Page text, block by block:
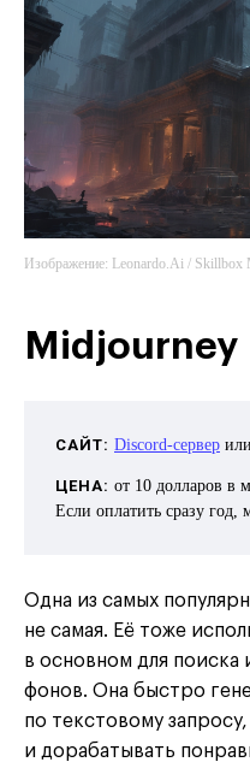
Изображение: Leonardo.Ai / Skillbox
Midjourney
САЙТ: Discord-сервер или
ЦЕНА: от 10 долларов в
Если оплатить сразу год,
Одна из самых
не самая. Её тоже
в основном для поиска
фонов. Она быстро
по текстовому
и дорабатывать